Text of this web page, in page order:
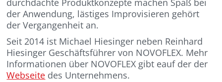
durchdachte Produktkonzepte machen Spaß bei
der Anwendung, lästiges Improvisieren gehört
der Vergangenheit an.
Seit 2014 ist Michael Hiesinger neben Reinhard
Hiesinger Geschäftsführer von NOVOFLEX. Mehr
Informationen über NOVOFLEX gibt eauf der der
Webseite des Unternehmens.